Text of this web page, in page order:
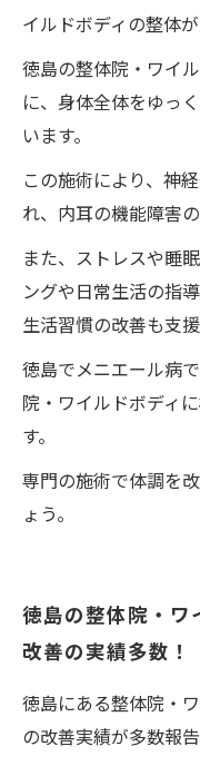
イルドボディの整体
徳島の整体院・ワイ
に、身体全体をゆっ
います。
この施術により、神
れ、内耳の機能障害
また、ストレスや睡
ングや日常生活の指
生活習慣の改善も支援
徳島でメニエール病
院・ワイルドボディ
す。
専門の施術で体調を
ょう。
徳島の整体院・ワ
改善の実績多数！
徳島にある整体院・
の改善実績が多数報告